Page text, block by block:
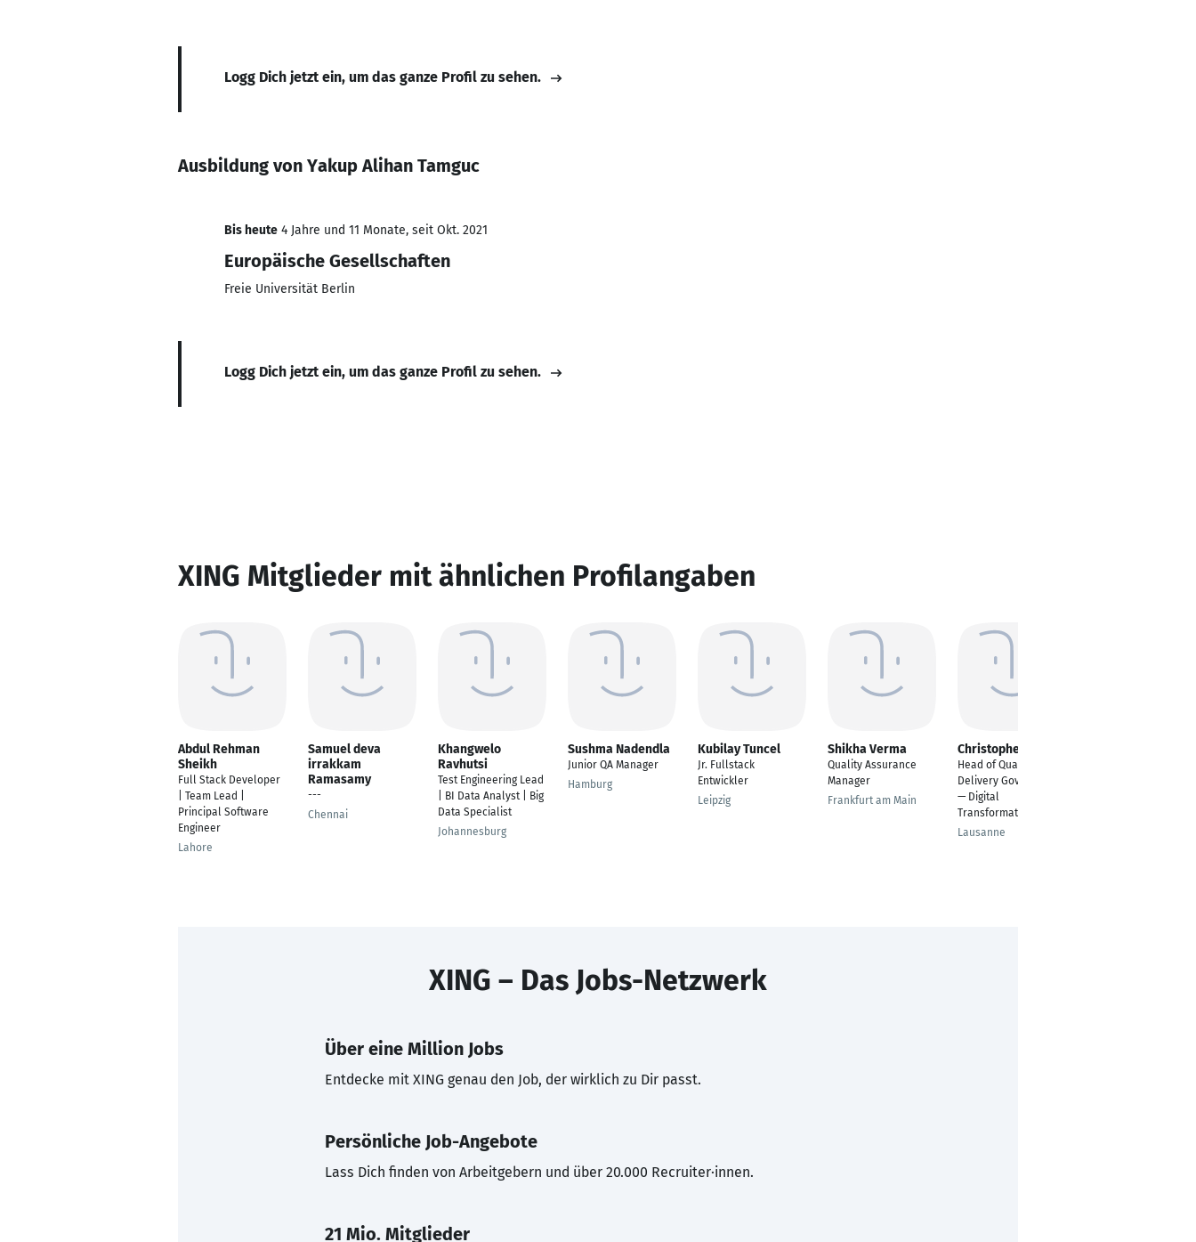
Logg Dich jetzt ein, um das ganze Profil zu sehen.
Ausbildung von Yakup Alihan Tamguc
Bis heute 4 Jahre und 11 Monate, seit Okt. 2021
Europäische Gesellschaften
Freie Universität Berlin
Logg Dich jetzt ein, um das ganze Profil zu sehen.
XING Mitglieder mit ähnlichen Profilangaben
Abdul Rehman
Sheikh
Full Stack Developer
| Team Lead |
Principal Software
Engineer
Lahore
Samuel deva
irrakkam
Ramasamy
---
Chennai
Khangwelo
Ravhutsi
Test Engineering Lead
| BI Data Analyst | Big
Data Specialist
Johannesburg
Sushma Nadendla
Junior QA Manager
Hamburg
Kubilay Tuncel
Jr. Fullstack
Entwickler
Leipzig
Shikha Verma
Quality Assurance
Manager
Frankfurt am Main
Christophe GIORGI
Head of Quality &
Delivery Governance
— Digital
Transformation
Lausanne
XING – Das Jobs-Netzwerk
Über eine Million Jobs
Entdecke mit XING genau den Job, der wirklich zu Dir passt.
Persönliche Job-Angebote
Lass Dich finden von Arbeitgebern und über 20.000 Recruiter·innen.
21 Mio. Mitglieder